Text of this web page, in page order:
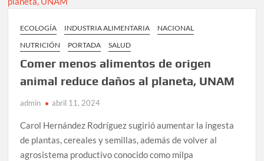
ECOLOGÍA INDUSTRIA ALIMENTARIA
NACIONAL
NUTRICIÓN
PORTADA SALUD
Comer menos alimentos de origen
animal reduce daños al planeta, UNAM
admin abril 11, 2024
Carol Hernández Rodríguez sugirió aumentar la ingesta
de plantas, cereales y semillas, además de volver al
agrosistema productivo conocido como milpa